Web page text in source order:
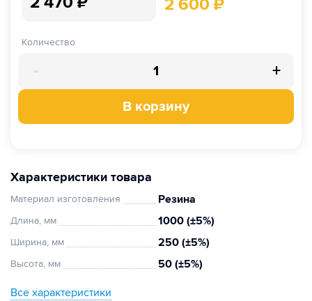
2 600 ₽
Количество
- +
В корзину
Характеристики товара
Материал изготовления Резина
Длина, мм 1000 (±5%)
Ширина, мм 250 (±5%)
Высота, мм 50 (±5%)
Все характеристики